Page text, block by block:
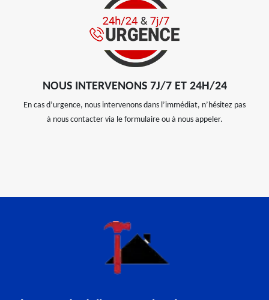
NOUS INTERVENONS 7J/7 ET 24H/24
En cas d’urgence, nous intervenons dans l’immédiat, n’hésitez pas
à nous contacter via le formulaire ou à nous appeler.